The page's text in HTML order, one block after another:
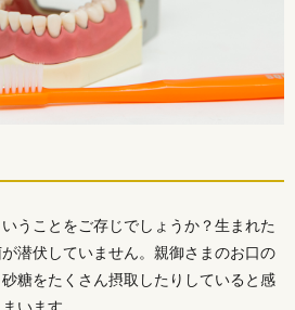
うことをご存じでしょうか？生まれた
潜伏していません。親御さまのお口の
糖をたくさん摂取したりしていると感
います。